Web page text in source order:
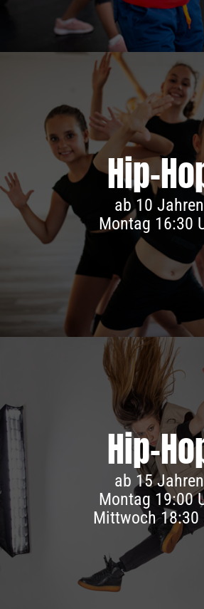
Hip-
ab 10 Jahren
Montag 16:30
Infos &
Hip-
ab 15 Jahren
Montag 19:00
Mittwoch 18:30
Infos &